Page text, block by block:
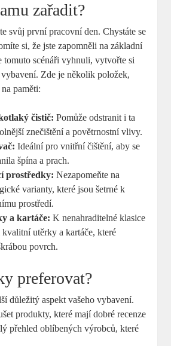
zařadit?
svůj první pracovní den. Chystáte se
si, že jste zapomněli na základní
tomuto scénáři vyhnuli, vytvořte si
vybavení. Zde je několik položek,
paměti:
čistič: Pomůže odstranit i ta
znečištění a povětrnostní vlivy.
Ideální pro vnitřní čištění, aby se
špína a prach.
prostředky: Nezapomeňte na
varianty, které jsou šetrné k
prostředí.
a kartáče: K nenahraditelné klasice
kvalitní utěrky a kartáče, které
povrch.
preferovat?
důležitý aspekt vašeho vybavení.
produkty, které mají dobré recenze
přehled oblíbených výrobců, které